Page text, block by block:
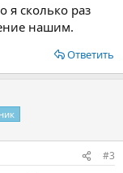
я сколько раз
нашим.
Ответить
#3